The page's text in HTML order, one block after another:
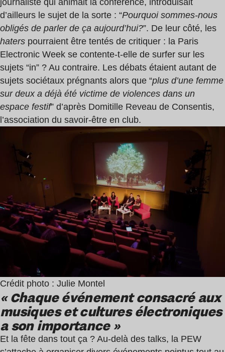
journaliste qui animait la conférence, introduisait
d’ailleurs le sujet de la sorte : “Pourquoi sommes-nous
obligés de parler de ça aujourd’hui?”. De leur côté, les
haters pourraient être tentés de critiquer : la Paris
Electronic Week se contente-t-elle de surfer sur les
sujets “in” ? Au contraire. Les débats étaient autant de
sujets sociétaux prégnants alors que “plus d’une femme
sur deux a déjà été victime de violences dans un
espace festif” d’après Domitille Reveau de Consentis,
l’association du savoir-être en club.
Crédit photo : Julie Montel
« Chaque événement consacré aux
musiques et cultures électroniques
a son importance »
Et la fête dans tout ça ? Au-delà des talks, la PEW